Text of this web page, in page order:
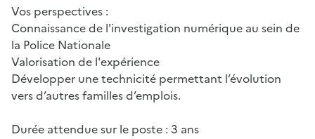
Vos perspectives :
Connaissance de l'investigation numérique au sein de
la Police Nationale
Valorisation de l'expérience
Développer une technicité permettant l’évolution
vers d’autres familles d’emplois.
Durée attendue sur le poste : 3 ans